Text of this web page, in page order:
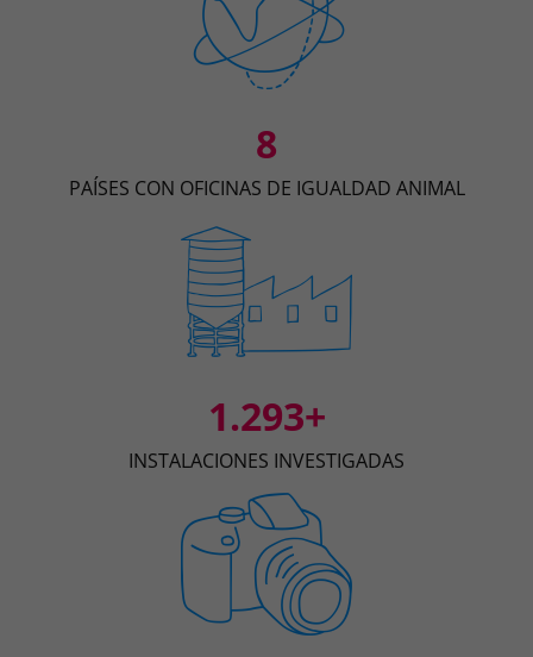
8
PAÍSES CON OFICINAS DE IGUALDAD ANIMAL
1.293+
INSTALACIONES INVESTIGADAS